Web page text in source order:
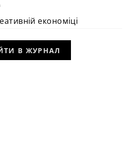
економіці
В ЖУРНАЛ